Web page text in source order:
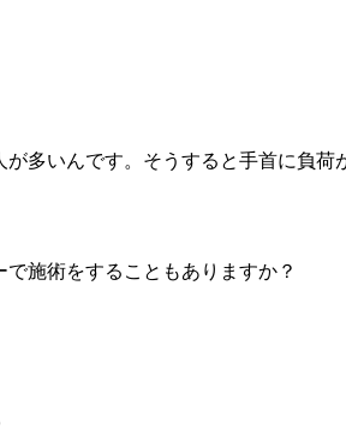
多いんです。そうすると手首に負荷
施術をすることもありますか？